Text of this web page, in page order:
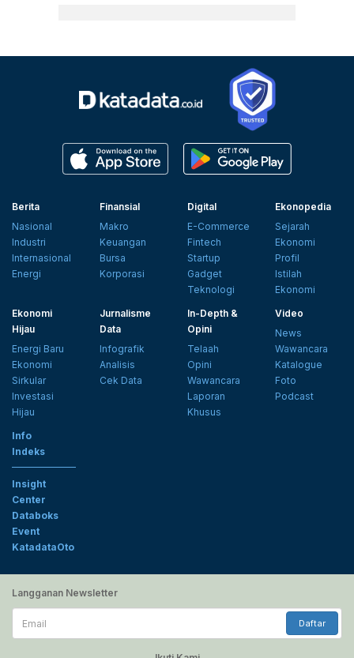
Berita
Nasional
Industri
Internasional
Energi
Finansial
Makro
Keuangan
Bursa
Korporasi
Digital
E-Commerce
Fintech
Startup
Gadget
Teknologi
Ekonopedia
Sejarah
Ekonomi
Profil
Istilah
Ekonomi
Ekonomi
Hijau
Energi Baru
Ekonomi
Sirkular
Investasi
Hijau
Jurnalisme
Data
Infografik
Analisis
Cek Data
In-Depth &
Opini
Telaah
Opini
Wawancara
Laporan
Khusus
Video
News
Wawancara
Katalogue
Foto
Podcast
Info
Indeks
Insight
Center
Databoks
Event
KatadataOto
Langganan Newsletter
Email
Daftar